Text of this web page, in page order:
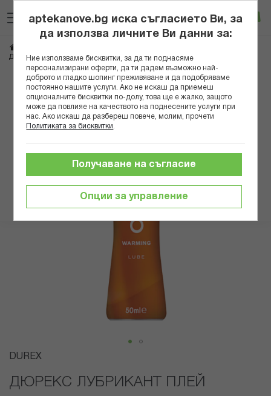
към
съдържанието
Вход
ДЮРЕКС ЛУБРИКАНТ ПЛЕЙ УОРМИНГ /ЗАГРЯВАЩ ЕФЕКТ/
Преминете
края
Преминете
началото
DUREX
ДЮРЕКС ЛУБРИКАНТ ПЛЕЙ
aptekanove.bg иска съгласието Ви, за
да използва личните Ви данни за:
Ние използваме бисквитки, за да ти поднасяме
персонализирани оферти, да ти дадем възможно най-
доброто и гладко шопинг преживяване и да подобряваме
постоянно нашите услуги. Ако не искаш да приемеш
опционалните бисквитки по-долу, това ще е жалко, защото
може да повлияе на качеството на поднесените услуги при
нас. Ако искаш да разбереш повече, молим, прочети
Политиката за бисквитки
Опции за управление
Получаване на съгласие